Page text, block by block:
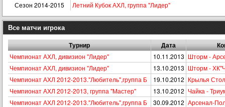
Сезон 2014-2015
Летний Кубок АХЛ, группа "Лидер"
Все матчи игрока
Турнир Дата
Чемпионат АХЛ, дивизион "Лидер" 10.11.2013 Шторм -
Чемпионат АХЛ, дивизион "Лидер"
13.10.2013 Шторм -
Чемпионат АХЛ 2012-2013."Любитель",группа Б
19.10.2012 Крылья
Чемпионат АХЛ 2012-2013, группа "Мастер"
13.10.2012 Чайка -
Чемпионат АХЛ 2012-2013."Любитель",группа Б
30.09.2012 Арсенал-